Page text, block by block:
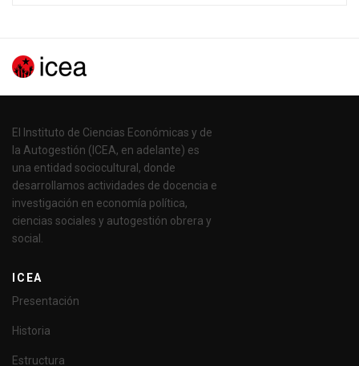
El Instituto de Ciencias Económicas y de
la Autogestión (ICEA, en adelante) es
una entidad sociocultural, donde
desarrollamos actividades de docencia e
investigación en economía política,
ciencias sociales y autogestión obrera y
social.
ICEA
Presentación
Historia
Estructura